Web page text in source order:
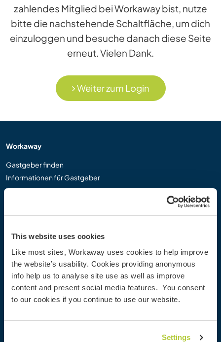
This website uses cookies
Like most sites, Workaway uses cookies to help improve
the website’s usability. Cookies providing anonymous
info help us to analyse site use as well as improve
content and present social media features. You consent
to our cookies if you continue to use our website.
Settings
zahlendes Mitglied bei Workaway bist, nutze
bitte die nachstehende Schaltfläche, um dich
einzuloggen und besuche danach diese Seite
erneut. Vielen Dank.
Weiter zum Login
Workaway
Gastgeber finden
Informationen für Gastgeber
Informationen für Workawayer
Als Host registrieren
Rabatte und Partner
Workaway Blog
Workaway Fotogalerie